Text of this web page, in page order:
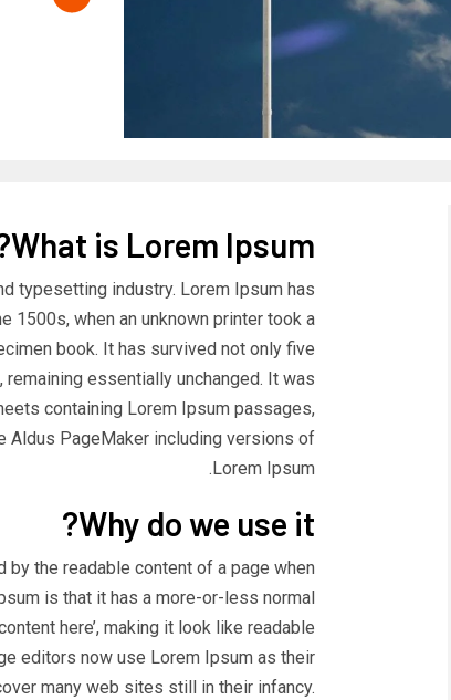
What is Lorem Ipsum?
typesetting industry. Lorem Ipsum has
1500s, when an unknown printer took a
book. It has survived not only five
essentially unchanged. It was
containing Lorem Ipsum passages,
PageMaker including versions of
Lorem Ipsum.
Why do we use it?
the readable content of a page when
is that it has a more-or-less normal
here’, making it look like readable
editors now use Lorem Ipsum as their
many web sites still in their infancy.